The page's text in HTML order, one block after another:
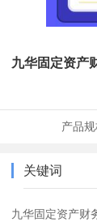
九华固定资产
产品规
关键词
九华固定资产财